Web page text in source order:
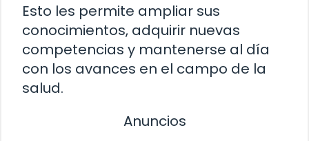
Esto les permite ampliar sus
conocimientos, adquirir nuevas
competencias y mantenerse al día
con los avances en el campo de la
salud.
Anuncios